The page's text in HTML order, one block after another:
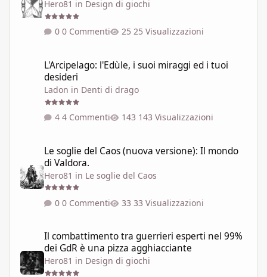
Hero81 in Design di giochi
0 Commenti 25 Visualizzazioni
L'Arcipelago: l'Edùle, i suoi miraggi ed i tuoi
desideri
Ladon in Denti di drago
4 Commenti 143 Visualizzazioni
Le soglie del Caos (nuova versione): Il mondo
di Valdora.
Hero81 in Le soglie del Caos
0 Commenti 33 Visualizzazioni
Il combattimento tra guerrieri esperti nel 99%
dei GdR è una pizza agghiacciante
Hero81 in Design di giochi